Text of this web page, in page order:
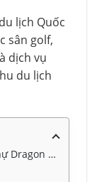
lịch Quốc
sân golf,
dịch vụ
du lịch
Đồ Sơn